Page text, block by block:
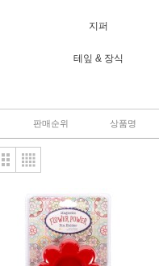
지퍼
테잎 & 장식
판매순위 상품명